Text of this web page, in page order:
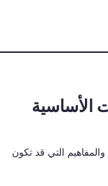
الأساسية
التي قد تكون